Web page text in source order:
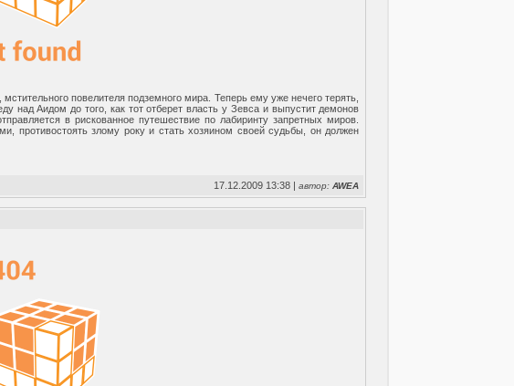
повелителя подземного мира. Теперь ему уже нечего терять,
над Аидом до того, как тот отберет власть у Зевса и выпустит демонов
в рискованное путешествие по лабиринту запретных миров.
противостоять злому року и стать хозяином своей судьбы, он должен
17.12.2009 13:38 |автор:AWEA